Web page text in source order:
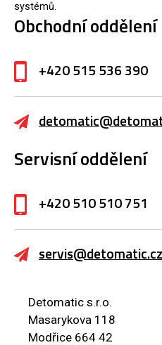
systémů.
Obchodní oddělení
+420 515 536 390
Servisní oddělení
+420 510 510 751
servis@detomatic.cz
Detomatic s.r.o.
Masarykova 118
Modřice 664 42